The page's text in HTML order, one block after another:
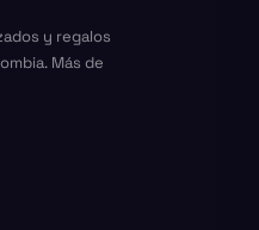
y regalos
Más de